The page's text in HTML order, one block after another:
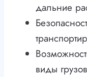
дальние
виды